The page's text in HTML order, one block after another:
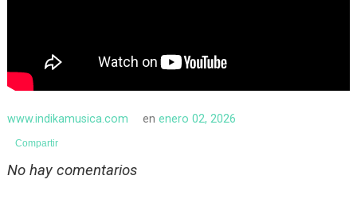
www.indikamusica.com enenero 02, 2026
Compartir
No hay comentarios